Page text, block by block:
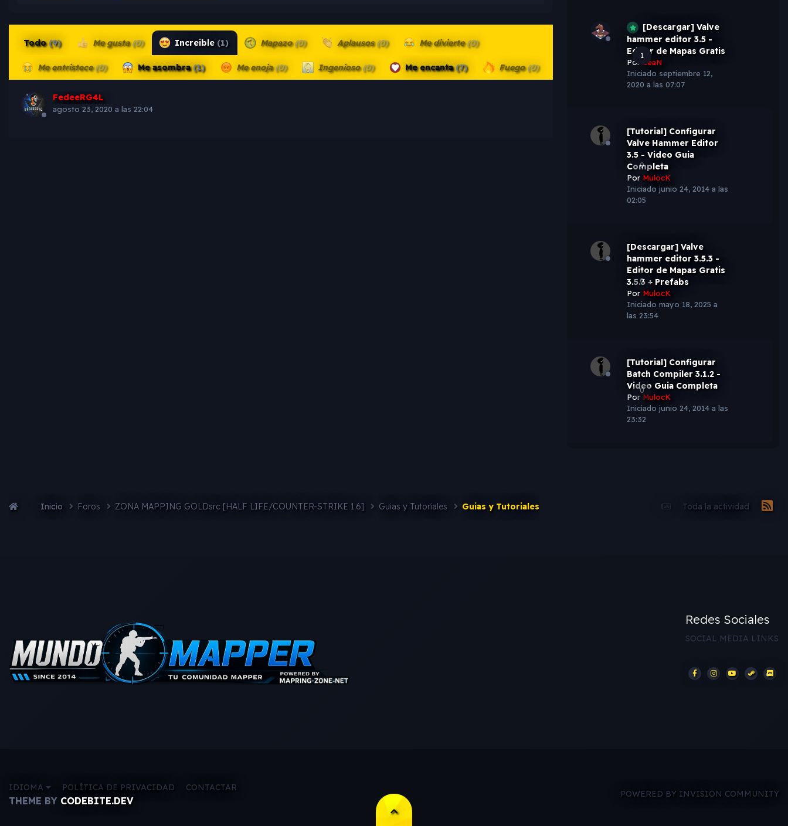
Todo(9) Me gusta(0) Increible (1) Mapazo(0) Aplausos(0) Me divierte(0)
Me entristece(0) Me asombra(1) Me enoja(0) Ingenioso(0) Me encanta(7) Fuego(0)
FedeeRG4L
agosto 23, 2020 a las 22:04
1
[Descargar] Valve
hammer editor 3.5 -
Editor de Mapas Gratis
Por
LeaN
Iniciado septiembre 12,
2020 a las 07:07
0
[Tutorial] Configurar
Valve Hammer Editor
3.5 - Video Guia
Completa
Por MulocK
Iniciado junio 24, 2014 a las
02:05
0
[Descargar] Valve
hammer editor 3.5.3 -
Editor de Mapas Gratis
3.5.3 + Prefabs
Por MulocK
Iniciado mayo 18, 2025 a
las 23:54
0
[Tutorial] Configurar
Batch Compiler 3.1.2 -
Video Guia Completa
Por MulocK
Iniciado junio 24, 2014 a las
23:32
Toda la actividad
Inicio Foros ZONA MAPPING GOLDsrc [HALF LIFE/COUNTER-STRIKE 1.6] Guias y Tutoriales Guias y Tutoriales
Redes Sociales
SOCIAL MEDIA LINKS
IDIOMA POLÍTICA DE PRIVACIDAD CONTACTAR
THEME BY CODEBITE.DEV
POWERED BY INVISION COMMUNITY